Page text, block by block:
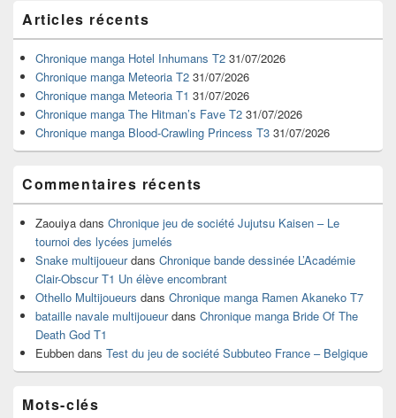
principale
de
widget
pour
barre
latérale
Articles récents
Chronique manga Hotel Inhumans T2 31/07/2026
Chronique manga Meteoria T2 31/07/2026
Chronique manga Meteoria T1 31/07/2026
Chronique manga The Hitman’s Fave T2 31/07/2026
Chronique manga Blood-Crawling Princess T3 31/07/2026
Commentaires récents
Zaouiya dans Chronique jeu de société Jujutsu Kaisen – Le
tournoi des lycées jumelés
Snake multijoueurdans Chronique bande dessinée L’Académie
Clair-Obscur T1 Un élève encombrant
Othello Multijoueurs dans Chronique manga Ramen Akaneko T7
bataille navale multijoueurdans Chronique manga Bride Of The
Death God T1
Eubben dans Test du jeu de société Subbuteo France – Belgique
Mots-clés